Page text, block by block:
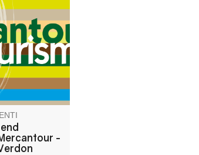
par
le cadre de
de septembre
.
-